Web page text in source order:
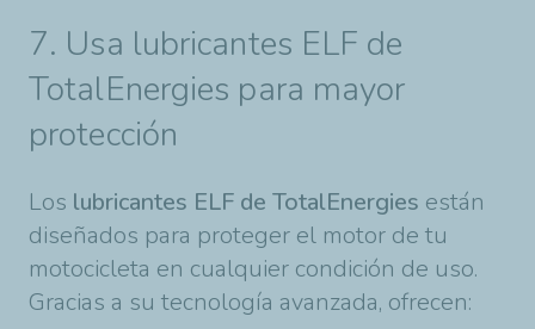
7. Usa lubricantes ELF de
TotalEnergies para mayor
protección
Los lubricantes ELF de TotalEnergies están
diseñados para proteger el motor de tu
motocicleta en cualquier condición de uso.
Gracias a su tecnología avanzada, ofrecen: